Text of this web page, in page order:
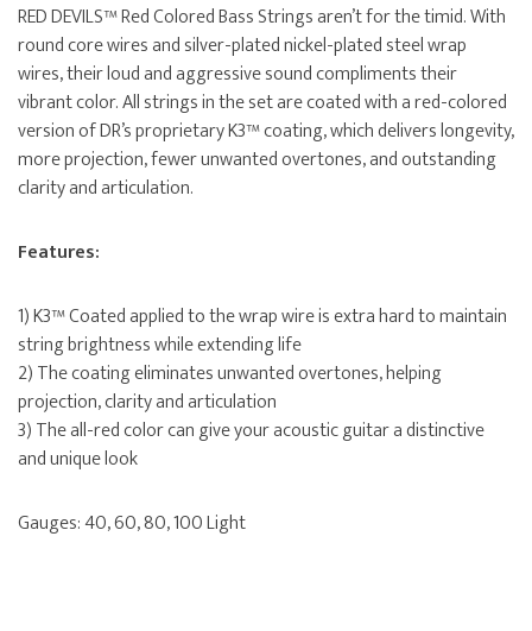
RED DEVILS™ Red Colored Bass Strings aren’t for the timid. With
round core wires and silver-plated nickel-plated steel wrap
wires, their loud and aggressive sound compliments their
vibrant color. All strings in the set are coated with a red-colored
version of DR’s proprietary K3™ coating, which delivers longevity,
more projection, fewer unwanted overtones, and outstanding
clarity and articulation.
Features:
1) K3™ Coated applied to the wrap wire is extra hard to maintain
string brightness while extending life
2) The coating eliminates unwanted overtones, helping
projection, clarity and articulation
3) The all-red color can give your acoustic guitar a distinctive
and unique look
Gauges: 40, 60, 80, 100 Light